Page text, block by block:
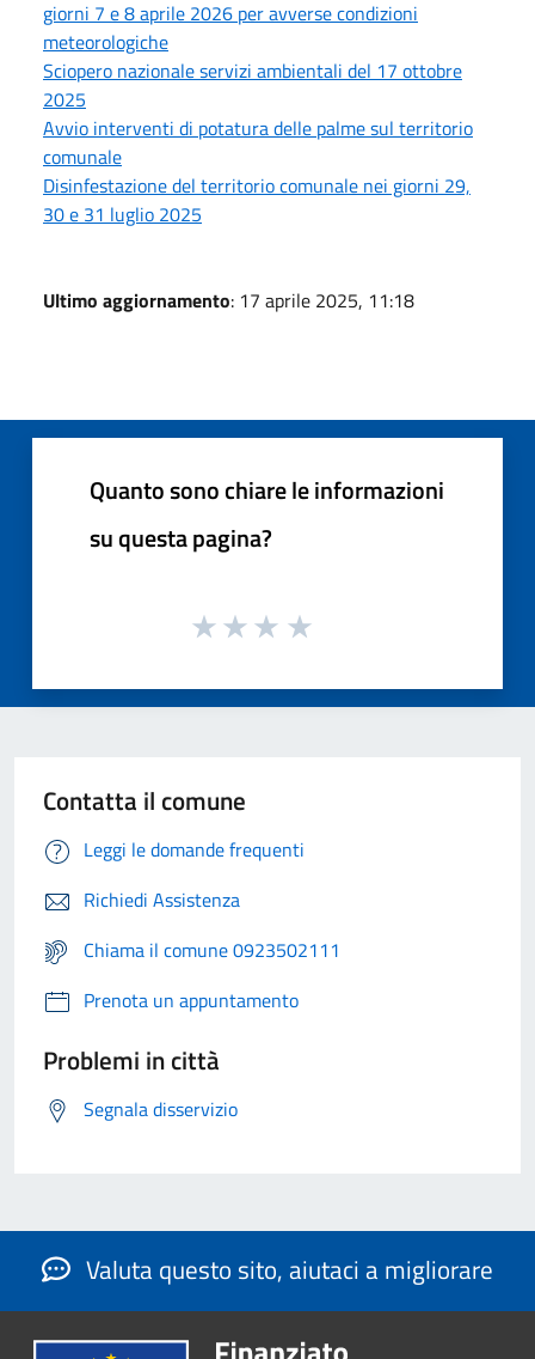
giorni 7 e 8 aprile 2026 per avverse condizioni
meteorologiche
Sciopero nazionale servizi ambientali del 17 ottobre
2025
Avvio interventi di potatura delle palme sul territorio
comunale
Disinfestazione del territorio comunale nei giorni 29,
30 e 31 luglio 2025
Ultimo aggiornamento: 17 aprile 2025, 11:18
Quanto sono chiare le informazioni
su questa pagina?
Contatta il comune
Leggi le domande frequenti
Richiedi Assistenza
Chiama il comune 0923502111
Prenota un appuntamento
Problemi in città
Segnala disservizio
Valuta questo sito, aiutaci a migliorare